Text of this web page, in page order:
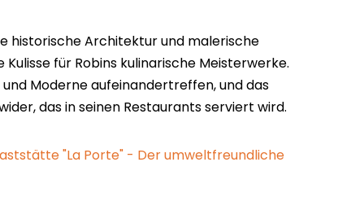
historische Architektur und malerische
für Robins kulinarische Meisterwerke.
Moderne aufeinandertreffen, und das
das in seinen Restaurants serviert wird.
"La Porte" - Der umweltfreundliche